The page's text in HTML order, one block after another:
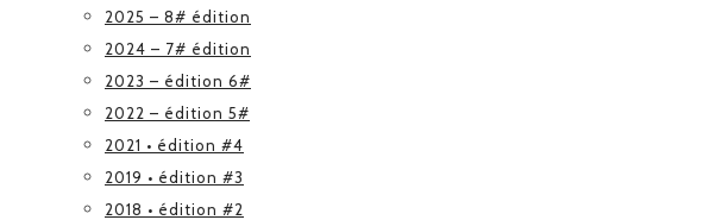
2025 – 8# édition
2024 – 7# édition
2023 – édition 6#
2022 – édition 5#
2021 • édition #4
2019 • édition #3
2018 • édition #2